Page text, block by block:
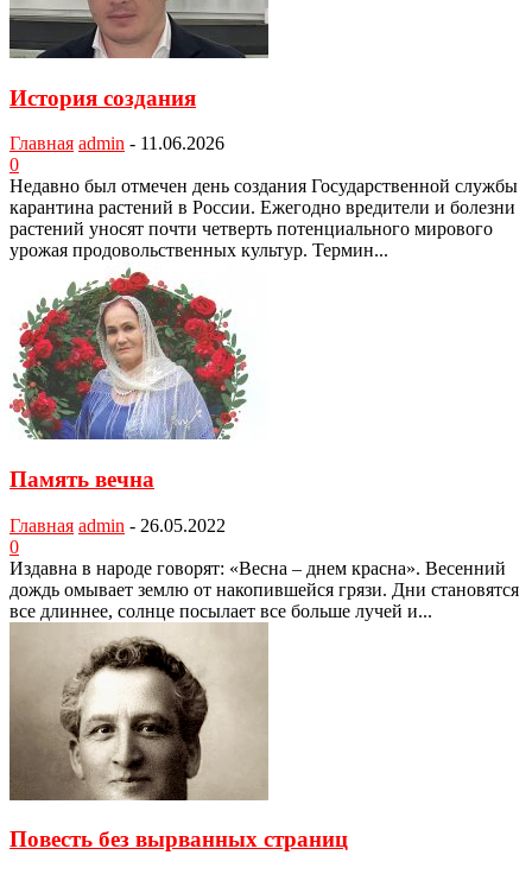
История создания
Главная admin - 11.06.2026
0
Недавно был отмечен день создания Государственной службы
карантина растений в России. Ежегодно вредители и болезни
растений уносят почти четверть потенциального мирового
урожая продовольственных культур. Термин...
Память вечна
Главная admin - 26.05.2022
0
Издавна в народе говорят: «Весна – днем красна». Весенний
дождь омывает землю от накопившейся грязи. Дни становятся
все длиннее, солнце посылает все больше лучей и...
Повесть без вырванных страниц